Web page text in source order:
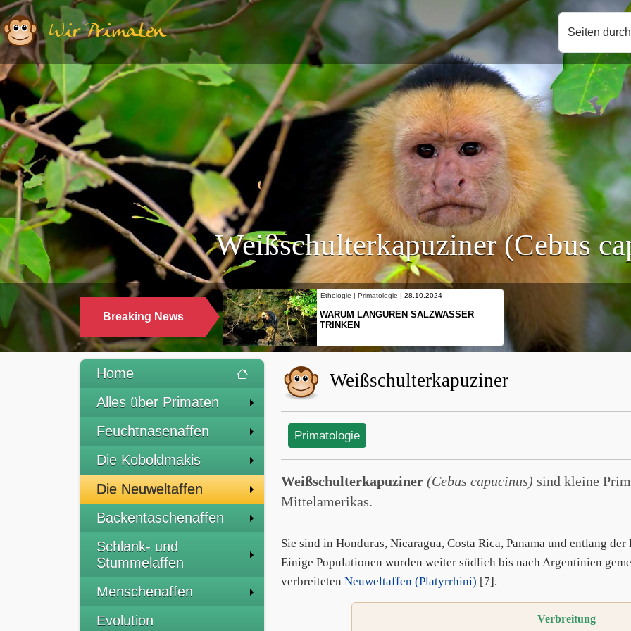
Wir Primaten Seiten
Weißschulterkapuziner (Cebus
Breaking News
Ethologie | Primatologie | 10.10.2024
NEUES VON WEIBLICHEN
SCHOPFGIBBONS UND IHRER
Home
Alles über Primaten
Feuchtnasenaffen
Die Koboldmakis
Die Neuweltaffen
Backentaschenaffen
Schlank- und
Stummelaffen
Menschenaffen
Evolution
Weißschulterkapuziner
Primatologie
Weißschulterkapuziner (Cebus capucinus) sind kleine
Mittelamerikas.
Sie sind in Honduras, Nicaragua, Costa Rica, Panama und entlang
Einige Populationen wurden weiter südlich bis nach Argentinien
verbreiteten Neuweltaffen (Platyrrhini) [7].
Verbreitung